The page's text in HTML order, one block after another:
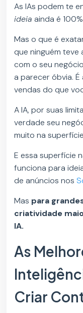
As IAs podem te
ideia ainda é
Mas o que é
que ninguém teve
com o seu
a parecer óbvia. É
vendas do que
A IA, por suas
verdade seu
muito na
E essa superfície
funciona para
de anúncios nos
Mas para
criatividade
IA.
As
Criar